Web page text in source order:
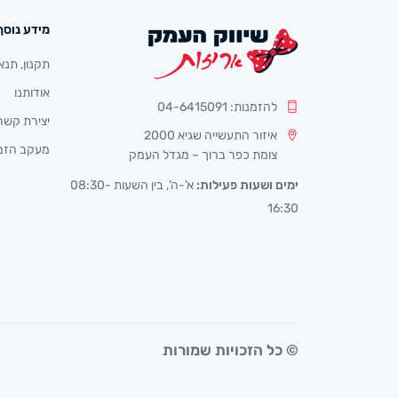
להזמנות: 04-6415091
איזור התעשייה שגיא 2000
צומת כפר ברוך – מגדל העמק
ימים ושעות פעילות:
א’-ה’, בין השעות 08:30-
16:30
מידע
תקנון,
אודותנו
יצירת
מעקב
© כל הזכויות שמורות